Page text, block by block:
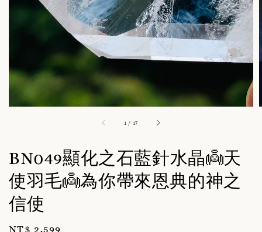
1 / 17
BN049顯化之石藍針水晶👼天
使羽毛👼為你帶來恩典的神之
信使
Regular
NT$ 2,599